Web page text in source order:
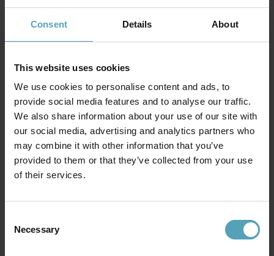
Consent Details About
This website uses cookies
We use cookies to personalise content and ads, to
provide social media features and to analyse our traffic.
We also share information about your use of our site with
our social media, advertising and analytics partners who
may combine it with other information that you’ve
provided to them or that they’ve collected from your use
of their services.
Selection
Necessary
Andres Ø56 taklampa
1 343 kr
Rek. 1 679 kr
Andra köpte även
KAMPANJ KAMPANJ